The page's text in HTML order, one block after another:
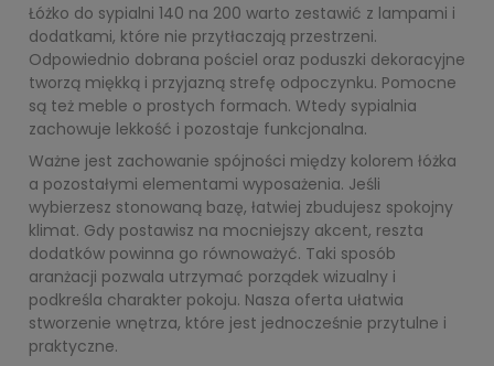
Łóżko do sypialni 140 na 200 warto zestawić z lampami i
dodatkami, które nie przytłaczają przestrzeni.
Odpowiednio dobrana pościel oraz poduszki dekoracyjne
tworzą miękką i przyjazną strefę odpoczynku. Pomocne
są też meble o prostych formach. Wtedy sypialnia
zachowuje lekkość i pozostaje funkcjonalna.
Ważne jest zachowanie spójności między kolorem łóżka
a pozostałymi elementami wyposażenia. Jeśli
wybierzesz stonowaną bazę, łatwiej zbudujesz spokojny
klimat. Gdy postawisz na mocniejszy akcent, reszta
dodatków powinna go równoważyć. Taki sposób
aranżacji pozwala utrzymać porządek wizualny i
podkreśla charakter pokoju. Nasza oferta ułatwia
stworzenie wnętrza, które jest jednocześnie przytulne i
praktyczne.